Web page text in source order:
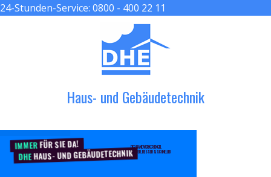
24-Stunden-Service: 0800 - 400 22 11
Haus- und Gebäudetechnik
IMMERFÜR SIE DA!
DHEHAUS- UND GEBÄUDETECHNIK
DER HANDWERKER ENGEL
GRÖßER, BESSER & SCHNELLER